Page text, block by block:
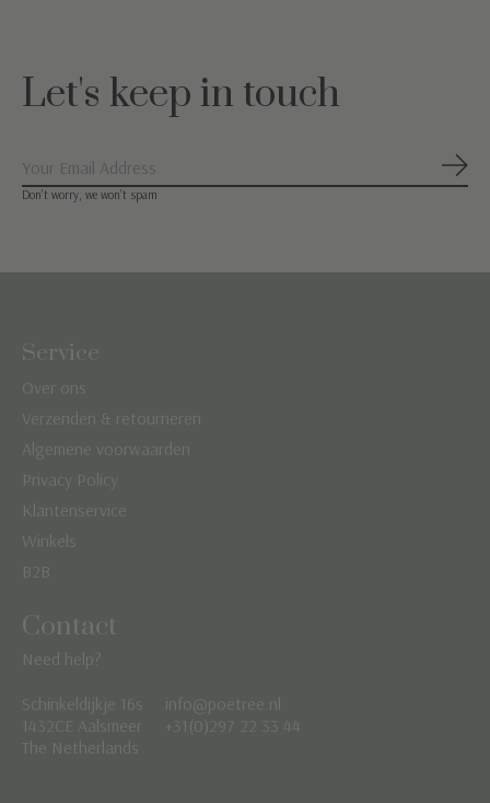
Let's keep in touch
Don’t worry, we won’t spam
Service
Over ons
Verzenden & retourneren
Algemene voorwaarden
Privacy Policy
Klantenservice
Winkels
B2B
Contact
Need help?
Schinkeldijkje 16s
1432CE Aalsmeer
The Netherlands
info@poetree.nl
+31(0)297 22 33 44
Nederlands